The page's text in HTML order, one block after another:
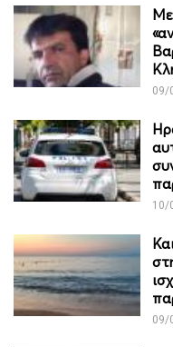
09/
10/
09/